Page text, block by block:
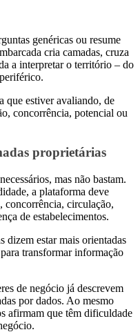
genéricas ou resume
cria camadas, cruza
a interpretar o território – do
que estiver avaliando, de
concorrência, potencial ou
proprietárias
mas não bastam.
a plataforma deve
concorrência, circulação,
de estabelecimentos.
dizem estar mais orientadas
transformar informação
de negócio já descrevem
por dados. Ao mesmo
afirmam que têm dificuldade